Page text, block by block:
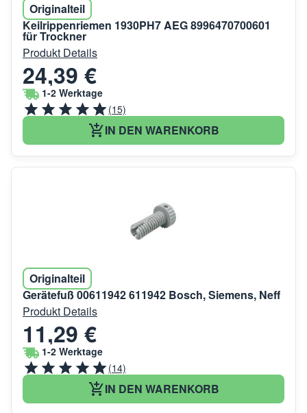
Originalteil
Keilrippenriemen 1930PH7 AEG 8996470700601
für Trockner
Produkt Details
24,39 €
1-2 Werktage
(15)
IN DEN WARENKORB
Originalteil
Gerätefuß 00611942 611942 Bosch, Siemens, Neff
Produkt Details
11,29 €
1-2 Werktage
(14)
IN DEN WARENKORB